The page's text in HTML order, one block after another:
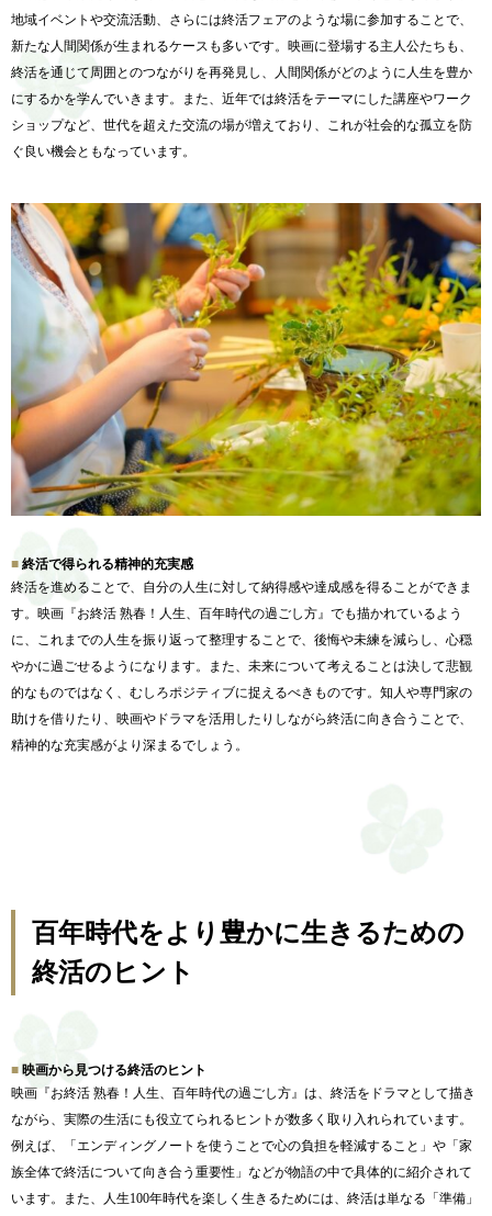
地域イベントや交流活動、 さらには終活フェアのような場に参加することで、
新たな人間関係が生まれるケースも多いです。 映画に登場する主人公たちも、
終活を通じて周囲とのつながりを再発見し、
人間関係がどのように人生を豊か
にするかを学んでいきます。
また、近年では終活をテーマにした講座やワーク
ショップなど、 世代を超えた交流の場が増えており、
これが社会的な孤立を防
ぐ良い機会ともなっています。
終活で得られる精神的充実感
終活を進めることで、 自分の人生に対して納得感や達成感を得ることができま
す。映画『お終活 熟春！人生、百年時代の過ごし方』でも描かれているよう
に、 これまでの人生を振り返って整理することで、 後悔や未練を減らし、心穏
やかに過ごせるようになります。また、 未来について考えることは決して悲観
的なものではなく、 むしろポジティブに捉えるべきものです。 知人や専門家の
助けを借りたり、 映画やドラマを活用したりしながら終活に向き合うことで、
精神的な充実感がより深まるでしょう。
百年時代をより豊かに生きるための
終活のヒント
映画から見つける終活のヒント
映画『お終活 熟春！人生、百年時代の過ごし方』は、 終活をドラマとして描き
ながら、 実際の生活にも役立てられるヒントが数多く取り入れられています。
例えば、「 エンディングノートを使うことで心の負担を軽減すること」や「 家
族全体で終活について向き合う重要性」 などが物語の中で具体的に紹介されて
います。また、
人生100年時代を楽しく生きるためには、終活は単なる「準備」